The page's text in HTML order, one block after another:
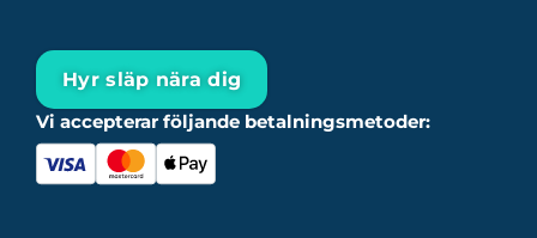
Hyr släp nära dig
Vi accepterar följande betalningsmetoder: